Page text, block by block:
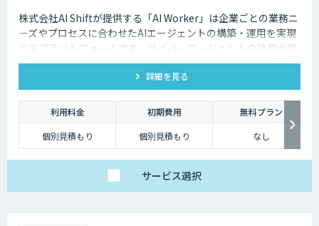
株式会社AI Shiftが提供する「AI Worker」は企業ごとの業務ニ
ーズやプロセスに合わせたAIエージェントの構築・運用を実現
するプラットフォームです。サイバーエージェントの独自大規
模言語モデルの開発知見と、当社の生成AI導入支援の経験を活
かし開発しました。 当社では、AIエージェントの活用戦略か
ら、導入後の運用や定着まで一気通貫でご支援いたしますの
で、お気軽にご相談ください。
詳細を見る
利用料金 初期費用
無料プラン
個別見積もり
個別見積もり なし
サービス選択